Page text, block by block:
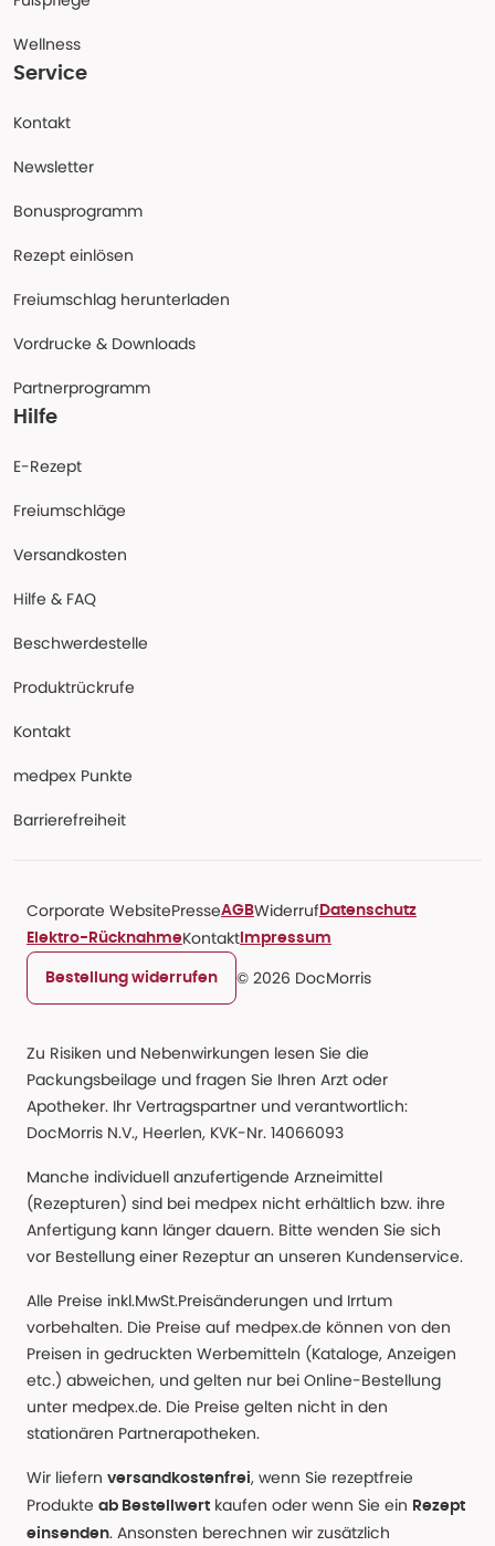
Wellness
Service
Kontakt
Newsletter
Bonusprogramm
Rezept einlösen
Freiumschlag herunterladen
Vordrucke & Downloads
Partnerprogramm
Hilfe
E-Rezept
Freiumschläge
Versandkosten
Hilfe & FAQ
Beschwerdestelle
Produktrückrufe
Kontakt
medpex Punkte
Barrierefreiheit
Corporate WebsitePresseAGBWiderruf Datenschutz
Elektro-RücknahmeKontakt Impressum
Bestellung widerrufen © 2026 DocMorris
Zu Risiken und Nebenwirkungen lesen Sie die
Packungsbeilage und fragen Sie Ihren Arzt oder
Apotheker. Ihr Vertragspartner und verantwortlich:
DocMorris N.V., Heerlen, KVK-Nr. 14066093
Manche individuell anzufertigende Arzneimittel
(Rezepturen) sind bei medpex nicht erhältlich bzw. ihre
Anfertigung kann länger dauern. Bitte wenden Sie sich
vor Bestellung einer Rezeptur an unseren Kundenservice.
Alle Preise inkl.MwSt.Preisänderungen und Irrtum
vorbehalten. Die Preise auf medpex.de können von den
Preisen in gedruckten Werbemitteln (Kataloge, Anzeigen
etc.) abweichen, und gelten nur bei Online-Bestellung
unter medpex.de. Die Preise gelten nicht in den
stationären Partnerapotheken.
Wir liefern versandkostenfrei, wenn Sie rezeptfreie
Produkte ab Bestellwert kaufen oder wenn Sie ein Rezept
einsenden. Ansonsten berechnen wir zusätzlich